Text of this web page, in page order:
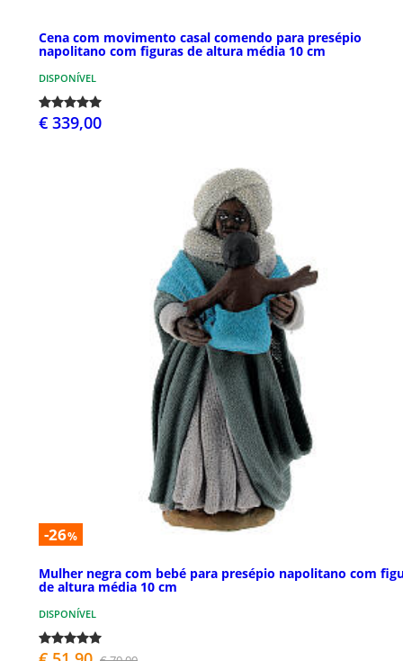
Cena com movimento casal comendo para presépio
napolitano com figuras de altura média 10 cm
DISPONÍVEL
€ 339,00
-26%
Mulher negra com bebé para presépio napolitano com
de altura média 10 cm
DISPONÍVEL